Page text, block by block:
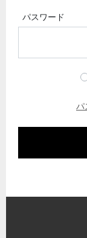
パスワード
パ